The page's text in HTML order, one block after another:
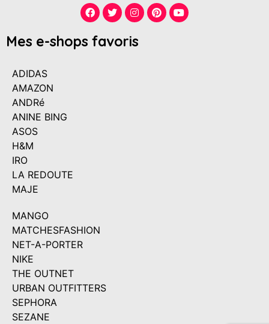
Mes e-shops favoris
ADIDAS
AMAZON
ANDRé
ANINE BING
ASOS
H&M
IRO
LA REDOUTE
MAJE
MANGO
MATCHESFASHION
NET-A-PORTER
NIKE
THE OUTNET
URBAN OUTFITTERS
SEPHORA
SEZANE